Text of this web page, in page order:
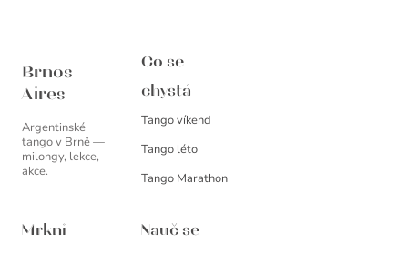
Brnos
Aires
Argentinské
tango v Brně —
milongy, lekce,
akce.
Co se
chystá
Tango víkend
Tango léto
Tango Marathon
Mrkni Nauč se